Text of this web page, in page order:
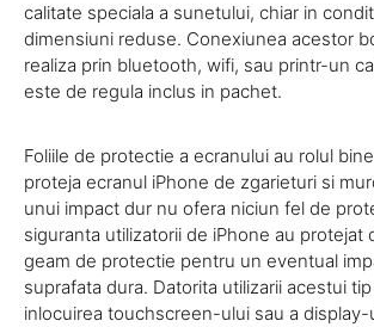
calitate speciala a sunetului, chiar in
dimensiuni reduse. Conexiunea acestor
realiza prin bluetooth, wifi, sau printr-un
este de regula inclus in pachet.
Foliile de protectie a ecranului au rolul
proteja ecranul iPhone de zgarieturi si
unui impact dur nu ofera niciun fel de
siguranta utilizatorii de iPhone au protejat
geam de protectie pentru un eventual
suprafata dura. Datorita utilizarii acestui
inlocuirea touchscreen-ului sau a